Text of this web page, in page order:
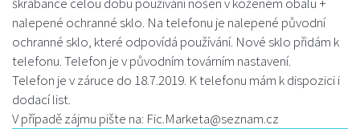
nalepené ochranné sklo. Na telefonu je nalepené původní
ochranné sklo, které odpovídá používání. Nové sklo přidám k
telefonu. Telefon je v původním továrním nastavení.
Telefon je v záruce do 18.7.2019. K telefonu mám k dispozici i
dodací list.
V případě zájmu pište na: Fic.Marketa@seznam.cz